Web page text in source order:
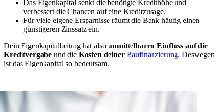
Das Eigenkapital senkt die benötigte Kredithöhe und
verbessert die Chancen auf eine Kreditzusage.
Für viele eigene Ersparnisse räumt die Bank häufig einen
günstigeren Zinssatz ein.
Dein Eigenkapitalbeitrag hat also unmittelbaren Einfluss auf die
Kreditvergabe und die Kosten deiner Baufinanzierung. Deswegen
ist das Eigenkapital so bedeutsam.